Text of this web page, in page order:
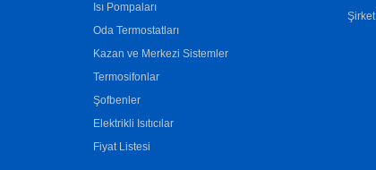
Isı Pompaları
Oda Termostatları
Kazan ve Merkezi Sistemler
Termosifonlar
Şofbenler
Elektrikli Isıtıcılar
Fiyat Listesi